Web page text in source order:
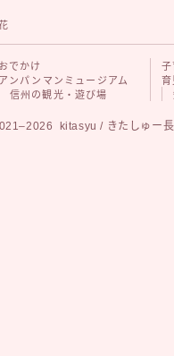
おでかけ
アンパンマンミュージアム
信州の観光・遊び場
子
kitasyu / きたしゅー長